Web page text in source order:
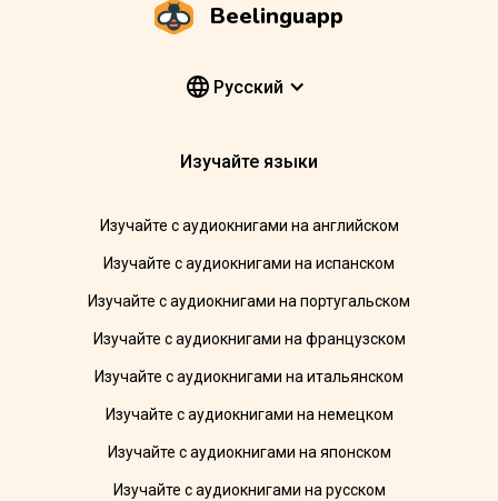
Beelinguapp
Pусский
Изучайте языки
Изучайте с аудиокнигами на английском
Изучайте с аудиокнигами на испанском
Изучайте с аудиокнигами на португальском
Изучайте с аудиокнигами на французском
Изучайте с аудиокнигами на итальянском
Изучайте с аудиокнигами на немецком
Изучайте с аудиокнигами на японском
Изучайте с аудиокнигами на русском